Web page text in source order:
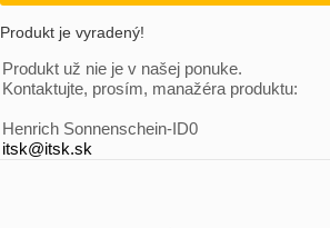
Produkt je vyradený!
Produkt už nie je v našej ponuke.
Kontaktujte, prosím, manažéra produktu:
Henrich Sonnenschein-ID0
itsk@itsk.sk